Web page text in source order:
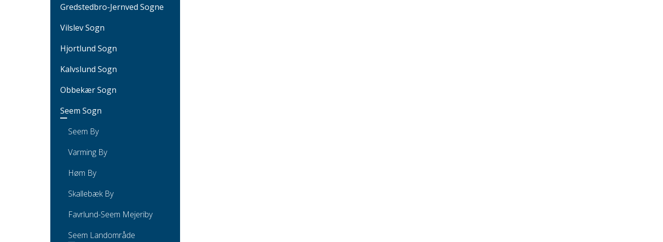
Gredstedbro-Jernved Sogne
Vilslev Sogn
Hjortlund Sogn
Kalvslund Sogn
Obbekær Sogn
Seem Sogn
Seem By
Varming By
Høm By
Skallebæk By
Favrlund-Seem Mejeriby
Seem Landområde